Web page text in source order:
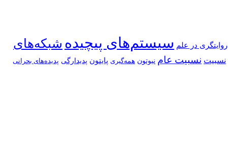
روایتگری در علم سیستم‌های پیچیده شبکه‌های
نسبیت نسبیت عام نیوتون همه‌گیری پایتون پدیدارگی پدیده‌های بحرانی